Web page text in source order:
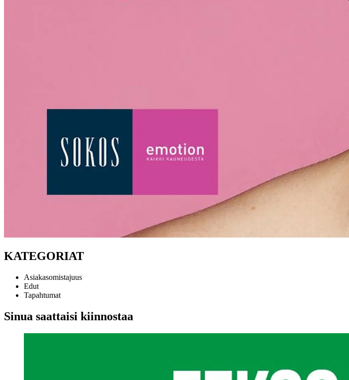
KATEGORIAT
Asiakasomistajuus
Edut
Tapahtumat
Sinua saattaisi kiinnostaa